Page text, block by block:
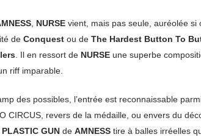
NURSE vient, mais pas seule, auréolée si
de Conquestou de The Hardest Button To
. Il en ressort de NURSEune superbe
riff imparable.
des possibles, l’entrée est reconnaissable
CIRCUS, revers de la médaille, ou envers du
PLASTIC GUN de AMNESS tire à balles irréelles